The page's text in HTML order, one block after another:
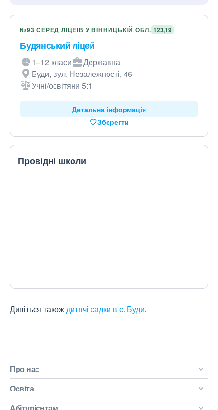
№93 СЕРЕД ЛІЦЕЇВ У ВІННИЦЬКІЙ ОБЛ. 123,19
Будянський ліцей
1–12 класи
Державна
Буди, вул. Незалежності, 46
Учні/освітяни 5:1
Детальна інформація
Зберегти
Провідні школи
Дивіться такождитячі садки в с. Буди.
Про нас
Освіта